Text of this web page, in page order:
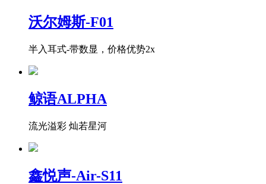
沃尔姆斯-F01
半入耳式-带数显，价格优势2x
鲸语ALPHA
流光溢彩 灿若星河
鑫悦声-Air-S11